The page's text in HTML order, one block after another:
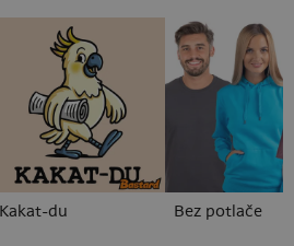
Kakat-du Bez potlače